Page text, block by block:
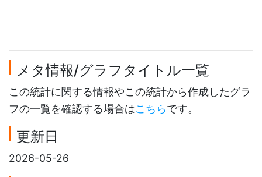
メタ情報/グラフタイトル一覧
この統計に関する情報やこの統計から作成したグラ
フの一覧を確認する場合はこちらです。
更新日
2026-05-26